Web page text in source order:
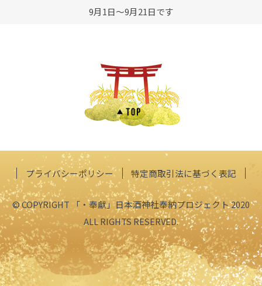
9月1日～9月21日です
プライバシーポリシー 特定商取引法に基づく表記
© COPYRIGHT 「・奉獻」日本酒神社奉納プロジェクト 2020
ALL RIGHTS RESERVED.